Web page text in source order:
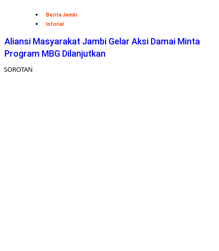
Berita Jambi
Inforial
Aliansi Masyarakat Jambi Gelar Aksi Damai Minta
Program MBG Dilanjutkan
SOROTAN